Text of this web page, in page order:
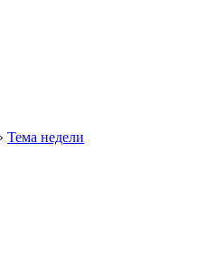
Тема недели